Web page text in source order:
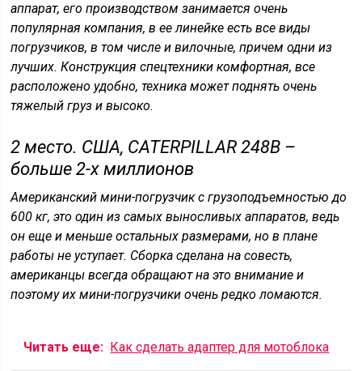
аппарат, его производством занимается очень
популярная компания, в ее линейке есть все виды
погрузчиков, в том числе и вилочные, причем одни из
лучших. Конструкция спецтехники комфортная, все
расположено удобно, техника может поднять очень
тяжелый груз и высоко.
2 место. США, CATERPILLAR 248B –
больше 2-х миллионов
Американский мини-погрузчик с грузоподъемностью до
600 кг, это один из самых выносливых аппаратов, ведь
он еще и меньше остальных размерами, но в плане
работы не уступает. Сборка сделана на совесть,
американцы всегда обращают на это внимание и
поэтому их мини-погрузчики очень редко ломаются.
Читать еще: Как сделать адаптер для мотоблока